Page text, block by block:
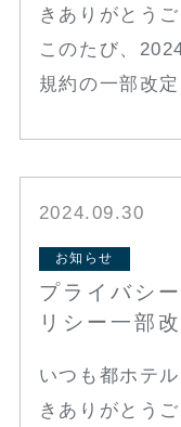
きありがとうご
このたび、
規約の一部改
2024.09.30
お知らせ
プライバシ
リシー一部
いつも都ホテ
きありがとうご